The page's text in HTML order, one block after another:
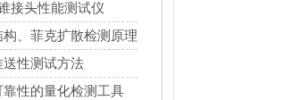
接头性能测试仪
、菲克扩散检测原理
送性测试方法
性的量化检测工具